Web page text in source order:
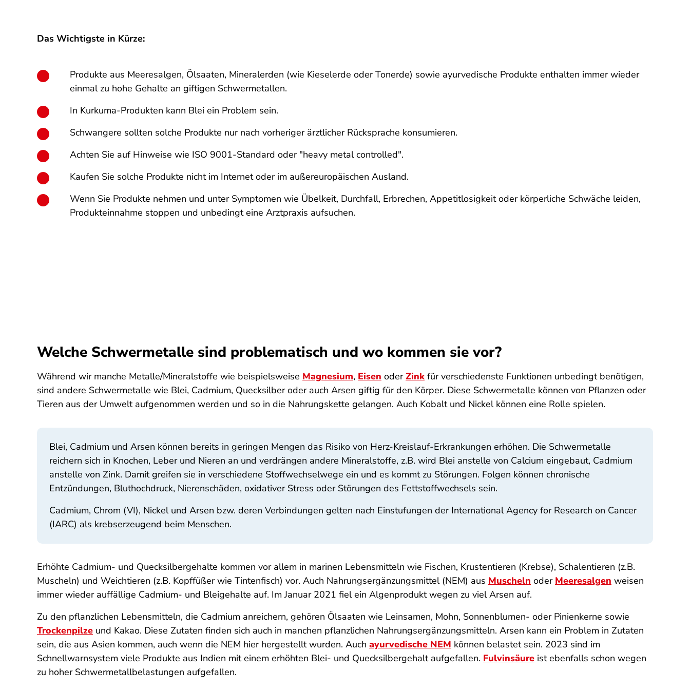
Das Wichtigste in Kürze:
Produkte aus Meeresalgen, Ölsaaten, Mineralerden (wie Kieselerde oder Tonerde) sowie ayurvedische Produkte enthalten immer wieder
einmal zu hohe Gehalte an giftigen Schwermetallen.
In Kurkuma-Produkten kann Blei ein Problem sein.
Schwangere sollten solche Produkte nur nach vorheriger ärztlicher Rücksprache konsumieren.
Achten Sie auf Hinweise wie ISO 9001-Standard oder "heavy metal controlled".
Kaufen Sie solche Produkte nicht im Internet oder im außereuropäischen Ausland.
Wenn Sie Produkte nehmen und unter Symptomen wie Übelkeit, Durchfall, Erbrechen, Appetitlosigkeit oder körperliche Schwäche leiden,
Produkteinnahme stoppen und unbedingt eine Arztpraxis aufsuchen.
Welche Schwermetalle sind problematisch und wo kommen sie vor?
Während wir manche Metalle/Mineralstoffe wie beispielsweise Magnesium, Eisen oderZinkfür verschiedenste Funktionen unbedingt benötigen,
sind andere Schwermetalle wie Blei, Cadmium, Quecksilber oder auch Arsen giftig für den Körper. Diese Schwermetalle können von Pflanzen oder
Tieren aus der Umwelt aufgenommen werden und so in die Nahrungskette gelangen. Auch Kobalt und Nickel können eine Rolle spielen.
Blei, Cadmium und Arsen können bereits in geringen Mengen das Risiko von Herz-Kreislauf-Erkrankungen erhöhen. Die Schwermetalle
reichern sich in Knochen, Leber und Nieren an und verdrängen andere Mineralstoffe, z.B. wird Blei anstelle von Calcium eingebaut, Cadmium
anstelle von Zink. Damit greifen sie in verschiedene Stoffwechselwege ein und es kommt zu Störungen. Folgen können chronische
Entzündungen, Bluthochdruck, Nierenschäden, oxidativer Stress oder Störungen des Fettstoffwechsels sein.
Cadmium, Chrom (VI), Nickel und Arsen bzw. deren Verbindungen gelten nach Einstufungen der International Agency for Research on Cancer
(IARC) als krebserzeugend beim Menschen.
Erhöhte Cadmium- und Quecksilbergehalte kommen vor allem in marinen Lebensmitteln wie Fischen, Krustentieren (Krebse), Schalentieren (z.B.
Muscheln) und Weichtieren (z.B. Kopffüßer wie Tintenfisch) vor. Auch Nahrungsergänzungsmittel (NEM) aus Muscheln oder Meeresalgen weisen
immer wieder auffällige Cadmium- und Bleigehalte auf. Im Januar 2021 fiel ein Algenprodukt wegen zu viel Arsen auf.
Zu den pflanzlichen Lebensmitteln, die Cadmium anreichern, gehören Ölsaaten wie Leinsamen, Mohn, Sonnenblumen- oder Pinienkerne sowie
Trockenpilze und Kakao. Diese Zutaten finden sich auch in manchen pflanzlichen Nahrungsergänzungsmitteln. Arsen kann ein Problem in Zutaten
sein, die aus Asien kommen, auch wenn die NEM hier hergestellt wurden. Auch ayurvedische NEM können belastet sein. 2023 sind im
Schnellwarnsystem viele Produkte aus Indien mit einem erhöhten Blei- und Quecksilbergehalt aufgefallen. Fulvinsäure ist ebenfalls schon wegen
zu hoher Schwermetallbelastungen aufgefallen.